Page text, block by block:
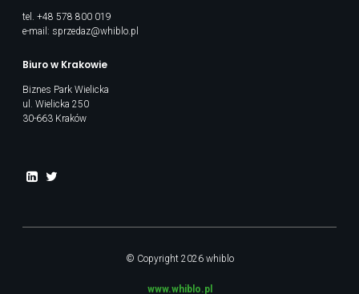
tel. +48 578 800 019
e-mail: sprzedaz@whiblo.pl
Biuro w Krakowie
Biznes Park Wielicka
ul. Wielicka 250
30-663 Kraków
© Copyright 2026 whiblo
www.whiblo.pl